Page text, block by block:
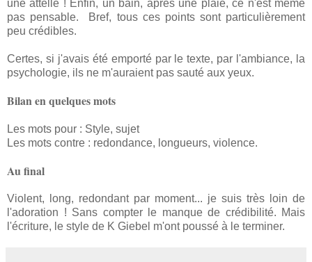
une attelle ! Enfin, un bain, après une plaie, ce n'est même
pas pensable. Bref, tous ces points sont particulièrement
peu crédibles.
Certes, si j'avais été emporté par le texte, par l'ambiance, la
psychologie, ils ne m'auraient pas sauté aux yeux.
Bilan en quelques mots
Les mots pour : Style, sujet
Les mots contre : redondance, longueurs, violence.
Au final
Violent, long, redondant par moment... je suis très loin de
l'adoration ! Sans compter le manque de crédibilité. Mais
l'écriture, le style de K Giebel m'ont poussé à le terminer.